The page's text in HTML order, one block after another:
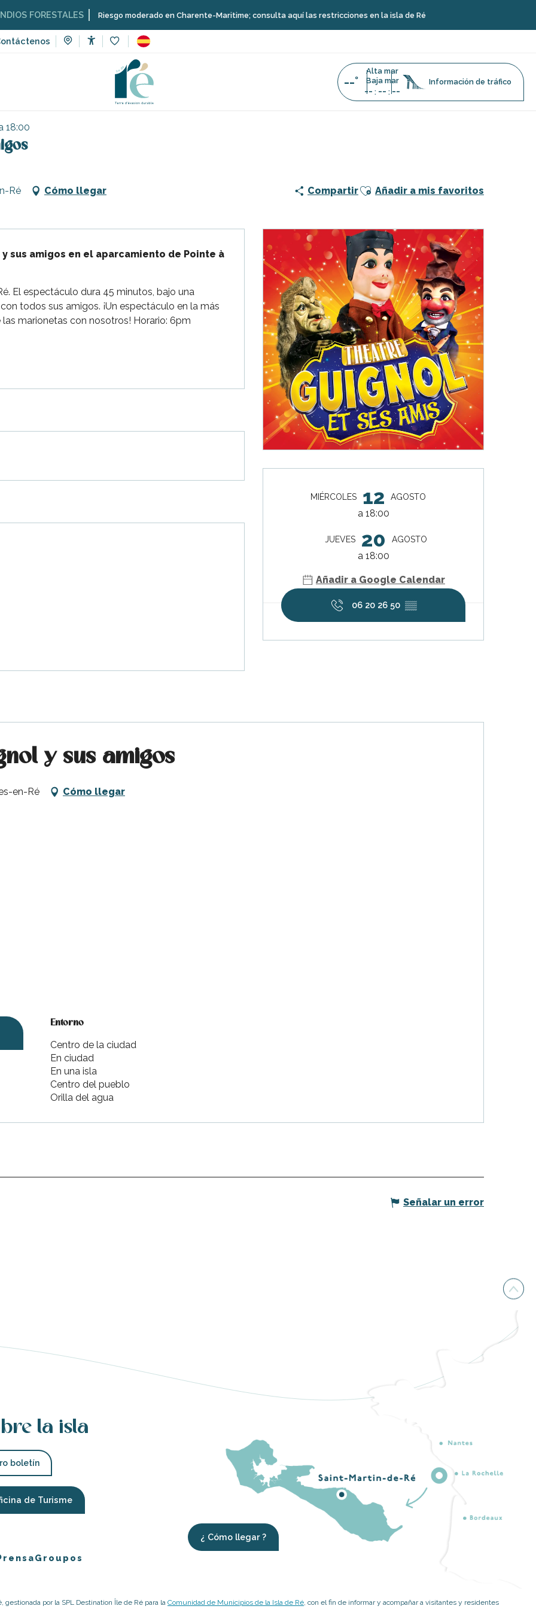
FORESTALES Riesgo moderado en Charente-Maritime; consulta aquí las restricciones en la isla de Ré
--°
Alta mar
Baja mar
-- : -- : --
Información de tráfico
Espectáculo de Guignol y sus amigos
18:00
Ré Cómo llegar CompartirAjouter aux favoris
Añadir a mis favoritos
MIÉRCOLES 12 AGOSTO
a 18:00
JUEVES 20 AGOSTO
a 18:00
Añadir a Google Calendar
06 20 26 50 ▒▒
sus amigos en el aparcamiento de Pointe à
El espectáculo dura 45 minutos, bajo una
todos sus amigos. ¡Un espectáculo en la más
marionetas con nosotros! Horario: 6pm
y sus amigos
en-Ré Cómo llegar
Entorno
Entorno
Centro de la ciudad
En ciudad
En una isla
Centro del pueblo
Orilla del agua
Señalar un error
la isla
boletín
de Turisme
Groupos
¿ Cómo llegar ?
por la SPL Destination Île de Ré para la Comunidad de Municipios de la Isla de Ré, con el fin de informar y acompañar a visitantes y residentes